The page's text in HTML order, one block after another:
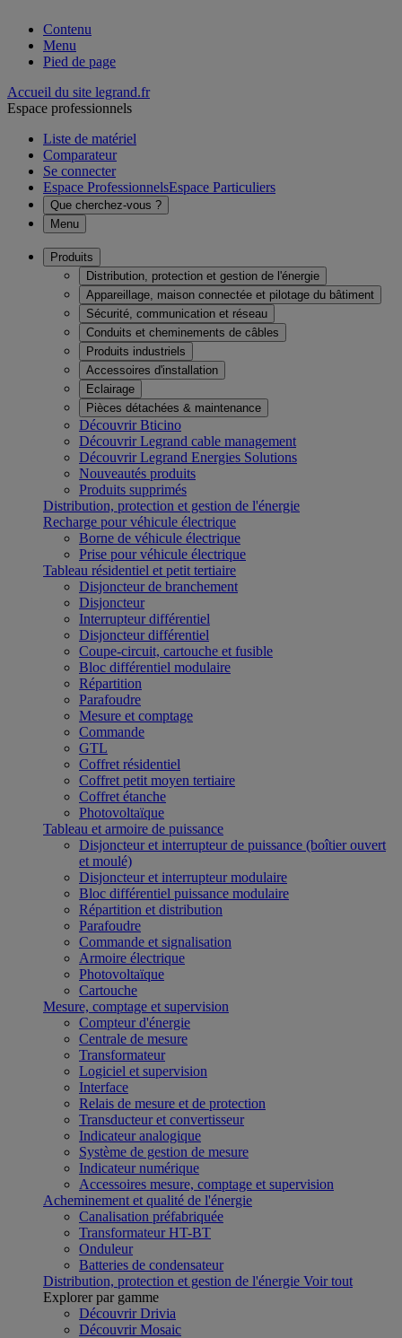
Contenu
Menu
Pied de page
Accueil du site legrand.fr
Espace professionnels
Liste de matériel
Comparateur
Se connecter
Espace ProfessionnelsEspace Particuliers
Que cherchez-vous ?
Menu
Produits
Distribution, protection et gestion de l'énergie
Appareillage, maison connectée et pilotage du bâtiment
Sécurité, communication et réseau
Conduits et cheminements de câbles
Produits industriels
Accessoires d'installation
Eclairage
Pièces détachées & maintenance
Découvrir Bticino
Découvrir Legrand cable management
Découvrir Legrand Energies Solutions
Nouveautés produits
Produits supprimés
Distribution, protection et gestion de l'énergie
Recharge pour véhicule électrique
Borne de véhicule électrique
Prise pour véhicule électrique
Tableau résidentiel et petit tertiaire
Disjoncteur de branchement
Disjoncteur
Interrupteur différentiel
Disjoncteur différentiel
Coupe-circuit, cartouche et fusible
Bloc différentiel modulaire
Répartition
Parafoudre
Mesure et comptage
Commande
GTL
Coffret résidentiel
Coffret petit moyen tertiaire
Coffret étanche
Photovoltaïque
Tableau et armoire de puissance
Disjoncteur et interrupteur de puissance (boîtier ouvert
et moulé)
Disjoncteur et interrupteur modulaire
Bloc différentiel puissance modulaire
Répartition et distribution
Parafoudre
Commande et signalisation
Armoire électrique
Photovoltaïque
Cartouche
Mesure, comptage et supervision
Compteur d'énergie
Centrale de mesure
Transformateur
Logiciel et supervision
Interface
Relais de mesure et de protection
Transducteur et convertisseur
Indicateur analogique
Système de gestion de mesure
Indicateur numérique
Accessoires mesure, comptage et supervision
Acheminement et qualité de l'énergie
Canalisation préfabriquée
Transformateur HT-BT
Onduleur
Batteries de condensateur
Distribution, protection et gestion de l'énergie Voir tout
Explorer par gamme
Découvrir Drivia
Découvrir Mosaic